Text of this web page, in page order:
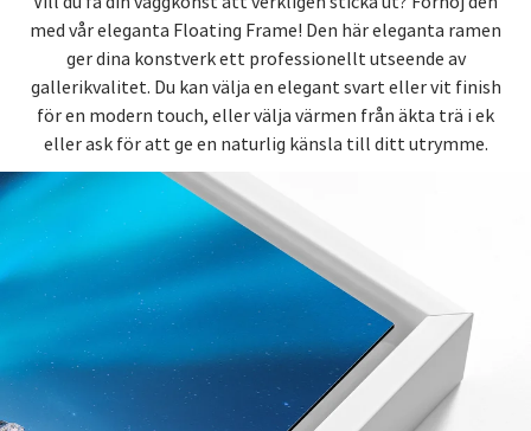
med vår eleganta Floating Frame! Den här eleganta ramen
ger dina konstverk ett professionellt utseende av
gallerikvalitet. Du kan välja en elegant svart eller vit finish
för en modern touch, eller välja värmen från äkta trä i ek
eller ask för att ge en naturlig känsla till ditt utrymme.